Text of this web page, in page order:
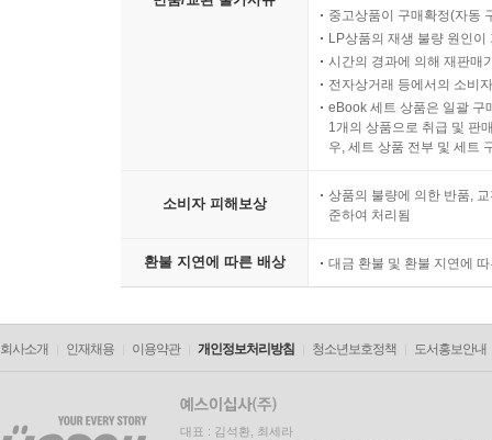
중고상품이 구매확정(자동
LP상품의 재생 불량 원인
시간의 경과에 의해 재판매
전자상거래 등에서의 소비
eBook 세트 상품은 일괄 구
1개의 상품으로 취급 및 판
우, 세트 상품 전부 및 세트
소비자 피해보상
상품의 불량에 의한 반품,
준하여 처리됨
환불 지연에 따른 배상 대금 환불 및 환불 지연에
회사소개 인재채용 이용약관 개인정보처리방침 청소년보호정책 도서홍보안내
대표 : 김석환, 최세라